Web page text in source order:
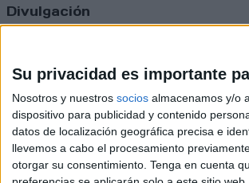
Su privacidad es importante
Nosotros y nuestros socios almacenamos y/o
dispositivo para publicidad y contenido
datos de localización geográfica precisa e
llevemos a cabo el procesamiento
otorgar su consentimiento. Tenga en cuenta
Divulgación
Comunicados
Vídeos (on boards)
Redes Sociales